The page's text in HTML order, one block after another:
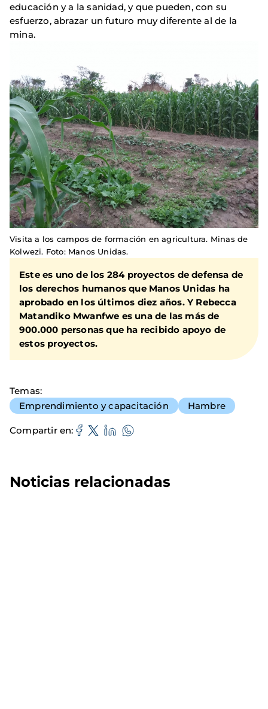
educación y a la sanidad, y que pueden, con su
esfuerzo, abrazar un futuro muy diferente al de la
mina.
Visita a los campos de formación en agricultura. Minas de
Kolwezi. Foto: Manos Unidas.
Este es uno de los 284 proyectos de defensa de
los derechos humanos que Manos Unidas ha
aprobado en los últimos diez años. Y Rebecca
Matandiko Mwanfwe es una de las más de
900.000 personas que ha recibido apoyo de
estos proyectos.
Temas
Emprendimiento y capacitación
Hambre
Compartir en
Noticias relacionadas